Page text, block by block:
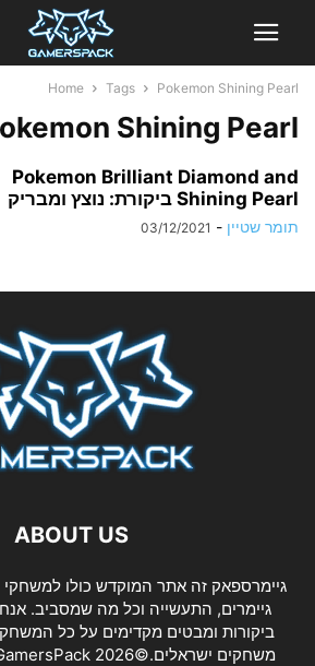
Home Tags Pokemon Shining Pearl
Shining Pearl
Pokemon Brilliant Diamond and
Shining Pearl ביקורת: נוצץ ומבריק
תומר שטיין -
03/12/2021
ABOUT US
גיימרספאק זה אתר המוקדש כולו
גיימרים, התעשייה וכל מה שמסביב.
ביקורות ומבטים מקדימים על כל